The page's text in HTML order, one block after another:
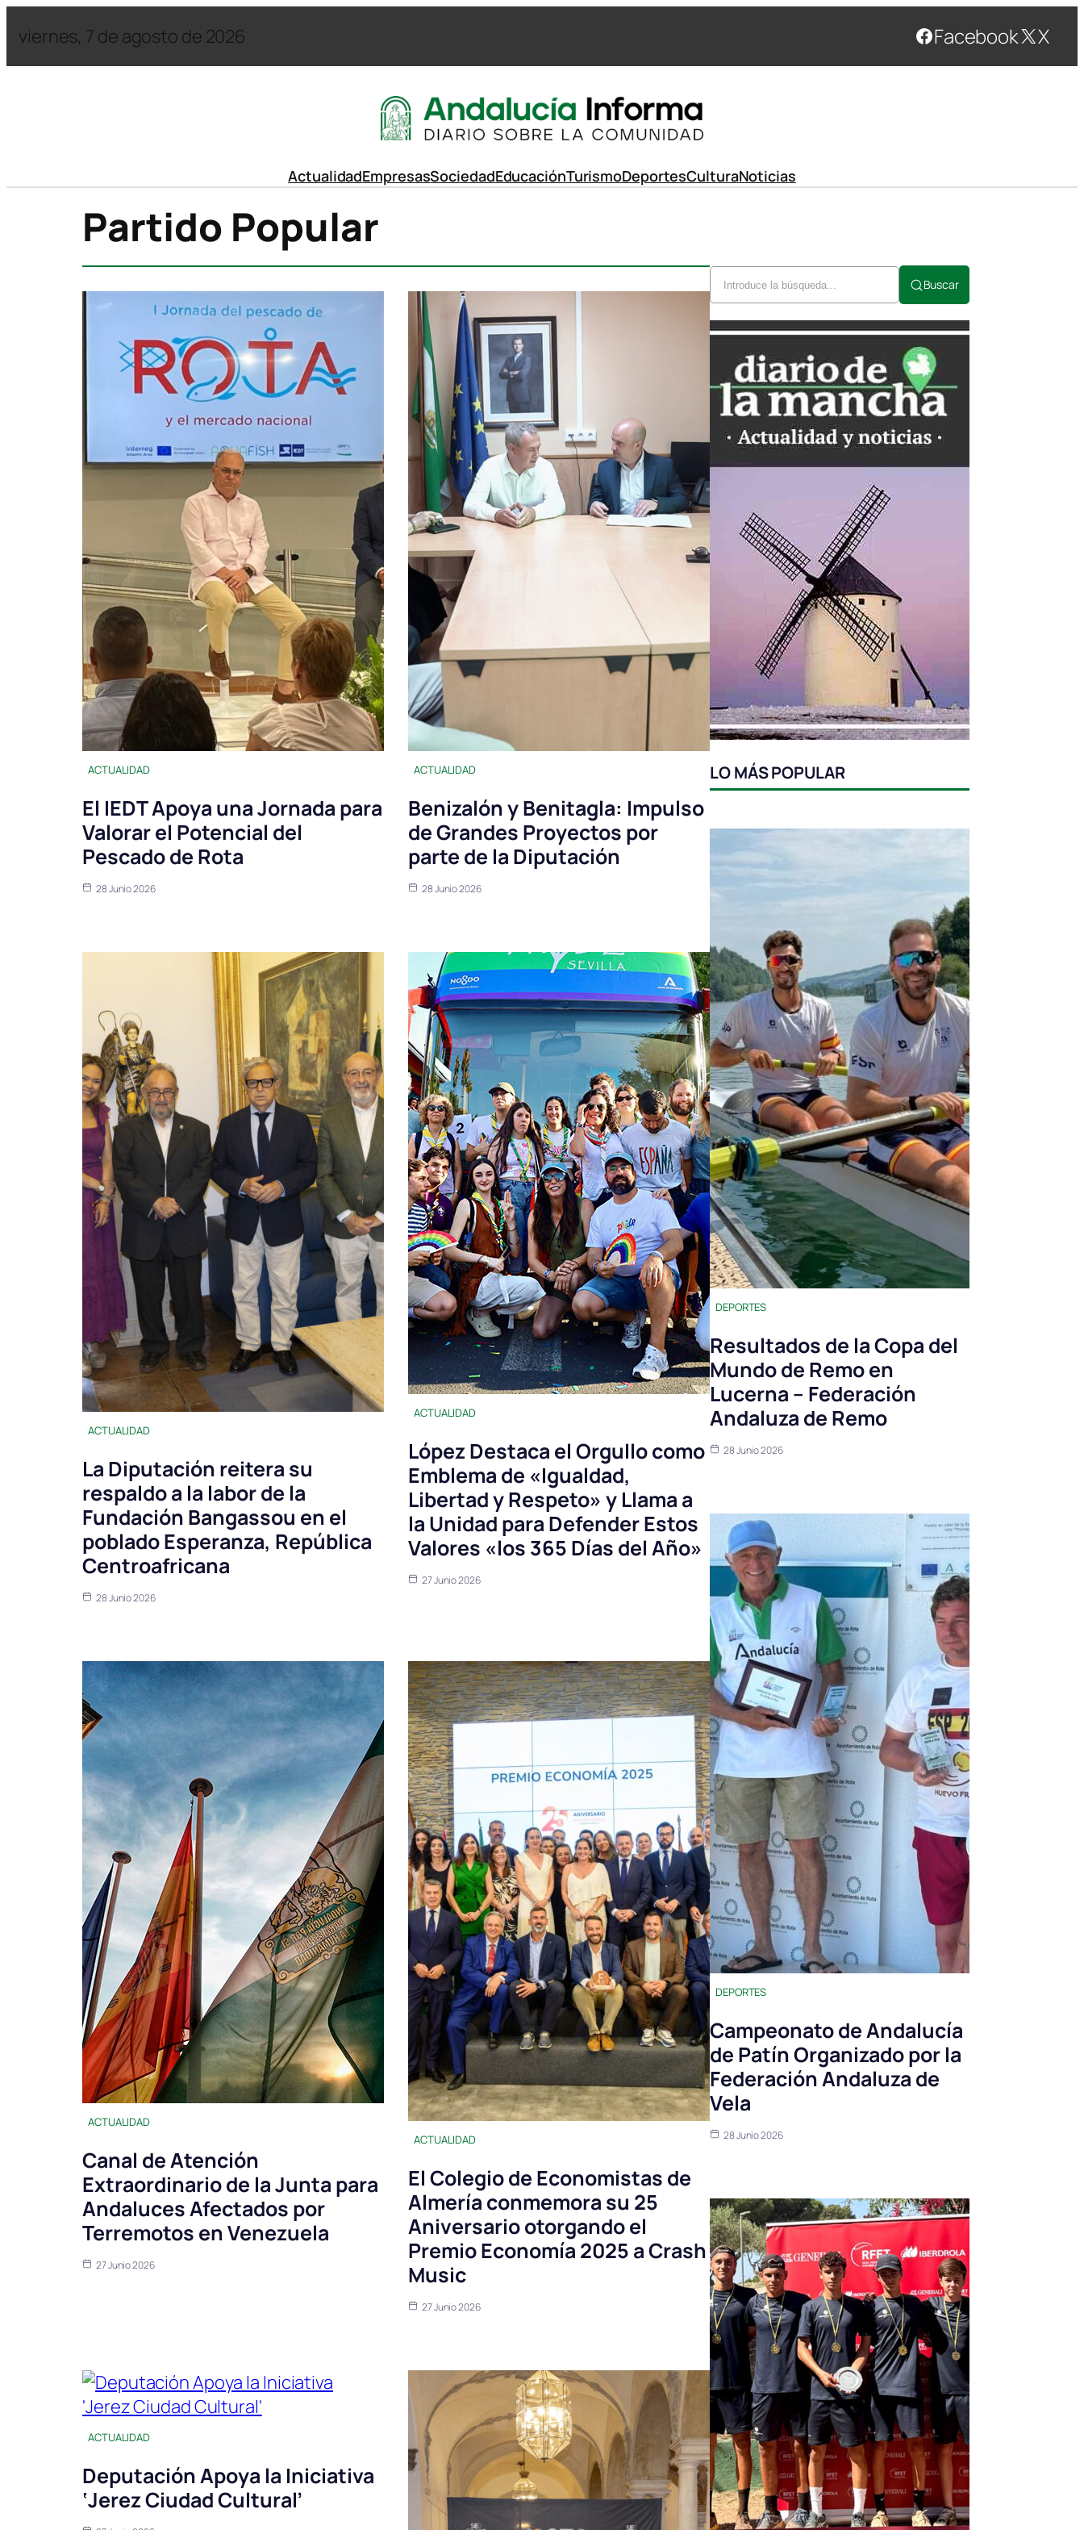
viernes, 7 de agosto de 2026 Facebook X
ActualidadEmpresasSociedadEducaciónTurismoDeportesCulturaNoticias
Partido Popular
ACTUALIDAD
El IEDT Apoya una Jornada para
Valorar el Potencial del
Pescado de Rota
28 Junio 2026
ACTUALIDAD
Benizalón y Benitagla: Impulso
de Grandes Proyectos por
parte de la Diputación
28 Junio 2026
ACTUALIDAD
La Diputación reitera su
respaldo a la labor de la
Fundación Bangassou en el
poblado Esperanza, República
Centroafricana
28 Junio 2026
ACTUALIDAD
López Destaca el Orgullo como
Emblema de «Igualdad,
Libertad y Respeto» y Llama a
la Unidad para Defender Estos
Valores «los 365 Días del Año»
27 Junio 2026
ACTUALIDAD
Canal de Atención
Extraordinario de la Junta para
Andaluces Afectados por
Terremotos en Venezuela
27 Junio 2026
ACTUALIDAD
El Colegio de Economistas de
Almería conmemora su 25
Aniversario otorgando el
Premio Economía 2025 a Crash
Music
27 Junio 2026
ACTUALIDAD
Deputación Apoya la Iniciativa
‘Jerez Ciudad Cultural’
Buscar
LO MÁS POPULAR
DEPORTES
Resultados de la Copa del
Mundo de Remo en
Lucerna – Federación
Andaluza de Remo
28 Junio 2026
DEPORTES
Campeonato de Andalucía
de Patín Organizado por la
Federación Andaluza de
Vela
28 Junio 2026